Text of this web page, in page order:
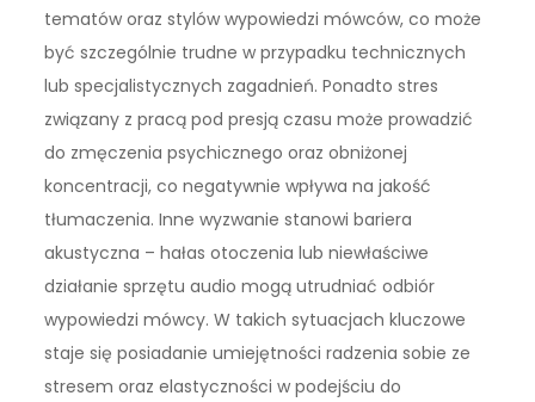
tematów oraz stylów wypowiedzi mówców, co może
być szczególnie trudne w przypadku technicznych
lub specjalistycznych zagadnień. Ponadto stres
związany z pracą pod presją czasu może prowadzić
do zmęczenia psychicznego oraz obniżonej
koncentracji, co negatywnie wpływa na jakość
tłumaczenia. Inne wyzwanie stanowi bariera
akustyczna – hałas otoczenia lub niewłaściwe
działanie sprzętu audio mogą utrudniać odbiór
wypowiedzi mówcy. W takich sytuacjach kluczowe
staje się posiadanie umiejętności radzenia sobie ze
stresem oraz elastyczności w podejściu do